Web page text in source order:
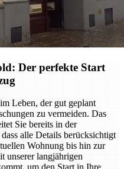
Der perfekte Start
Leben, der gut geplant
zu vermeiden. Das
Sie bereits in der
alle Details berücksichtigt
Wohnung bis hin zur
unserer langjährigen